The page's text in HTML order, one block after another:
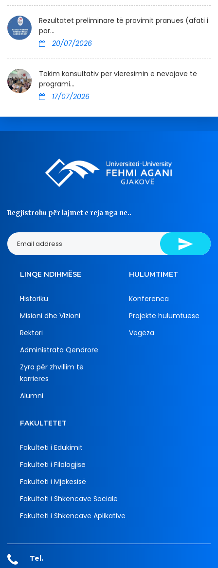
Rezultatet preliminare të provimit pranues (afati i
par...
20/07/2026
Takim konsultativ për vlerësimin e nevojave të
programi...
17/07/2026
Regjistrohu për lajmet e reja nga ne..
LINQE NDIHMËSE
Historiku
Misioni dhe Vizioni
Rektori
Administrata Qendrore
Zyra për zhvillim të
karrieres
Alumni
HULUMTIMET
Konferenca
Projekte hulumtuese
Vegëza
FAKULTETET
Fakulteti i Edukimit
Fakulteti i Filologjisë
Fakulteti i Mjekësisë
Fakulteti i Shkencave Sociale
Fakulteti i Shkencave Aplikative
Tel.